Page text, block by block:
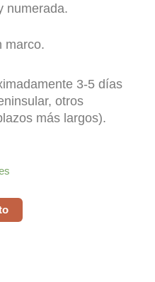
numerada.
marco.
3-5 días
otros
más largos).